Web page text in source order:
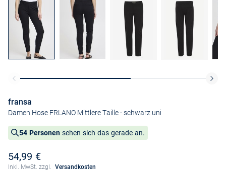
fransa
Damen Hose FRLANO Mittlere Taille- schwarz uni
54 Personen sehen sich das gerade an.
54,99 €
Inkl. MwSt. zzgl. Versandkosten